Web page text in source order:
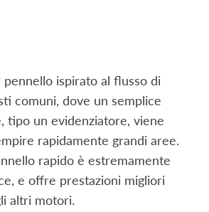
ispirato al flusso di
comuni, dove un semplice
tipo un evidenziatore, viene
rapidamente grandi aree.
rapido è estremamente
e offre prestazioni migliori
altri motori.